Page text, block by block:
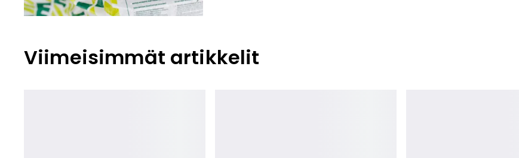
Viimeisimmät artikkelit